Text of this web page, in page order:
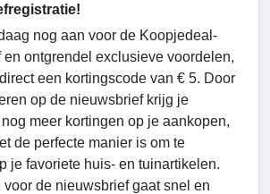
nog aan voor de Koopjedeal-
en ontgrendel exclusieve voordelen,
een kortingscode van € 5. Door
op de nieuwsbrief krijg je
meer kortingen op je aankopen,
de perfecte manier is om te
je favoriete huis- en tuinartikelen.
de nieuwsbrief gaat snel en